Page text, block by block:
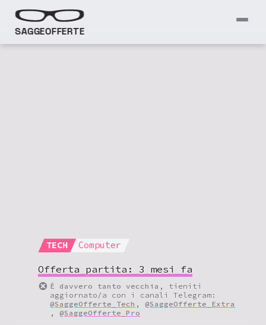
SAGGEOFFERTE
TECH Computer
Offerta partita: 3 mesi fa
È davvero tanto vecchia , tieniti
aggiornato/a con i canali Telegram:
@SaggeOfferte_Tech , @SaggeOfferte_Extra
, @SaggeOfferte_Pro